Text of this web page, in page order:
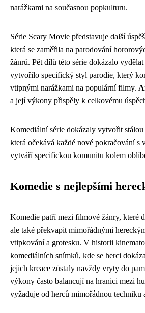
narážkami na současnou popkulturu.
Série Scary Movie představuje další
která se zaměřila na parodování
žánrů. Pět dílů této série dokázalo
vytvořilo specifický styl parodie, který
vtipnými narážkami na populární filmy.
a její výkony přispěly k celkovému
Komediální série dokázaly vytvořit
která očekává každé nové pokračování s
vytváří specifickou komunitu kolem
Komedie s nejlepšími
Komedie patří mezi filmové žánry, které
ale také překvapit mimořádnými
vtipkování a grotesku. V historii
komediálních snímků, kde se herci
jejich kreace zůstaly navždy vryty do
výkony často balancují na hranici mezi
vyžaduje od herců mimořádnou techniku